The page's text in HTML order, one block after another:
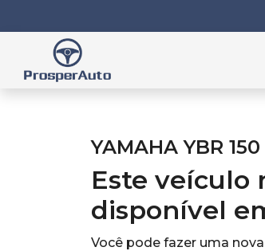
YAMAHA YBR
Este veículo
disponível
Você pode fazer uma